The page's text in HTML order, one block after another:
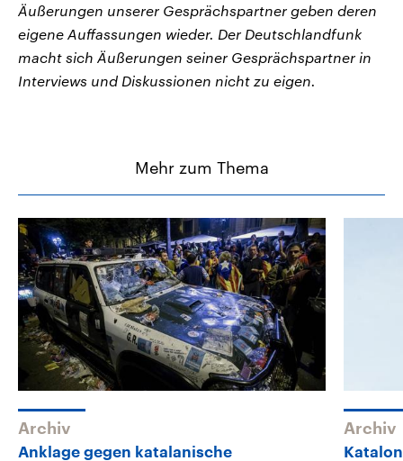
Äußerungen unserer Gesprächspartner geben deren
eigene Auffassungen wieder. Der Deutschlandfunk
macht sich Äußerungen seiner Gesprächspartner in
Interviews und Diskussionen nicht zu eigen.
Mehr zum Thema
Archiv
Anklage gegen katalanische
Archiv